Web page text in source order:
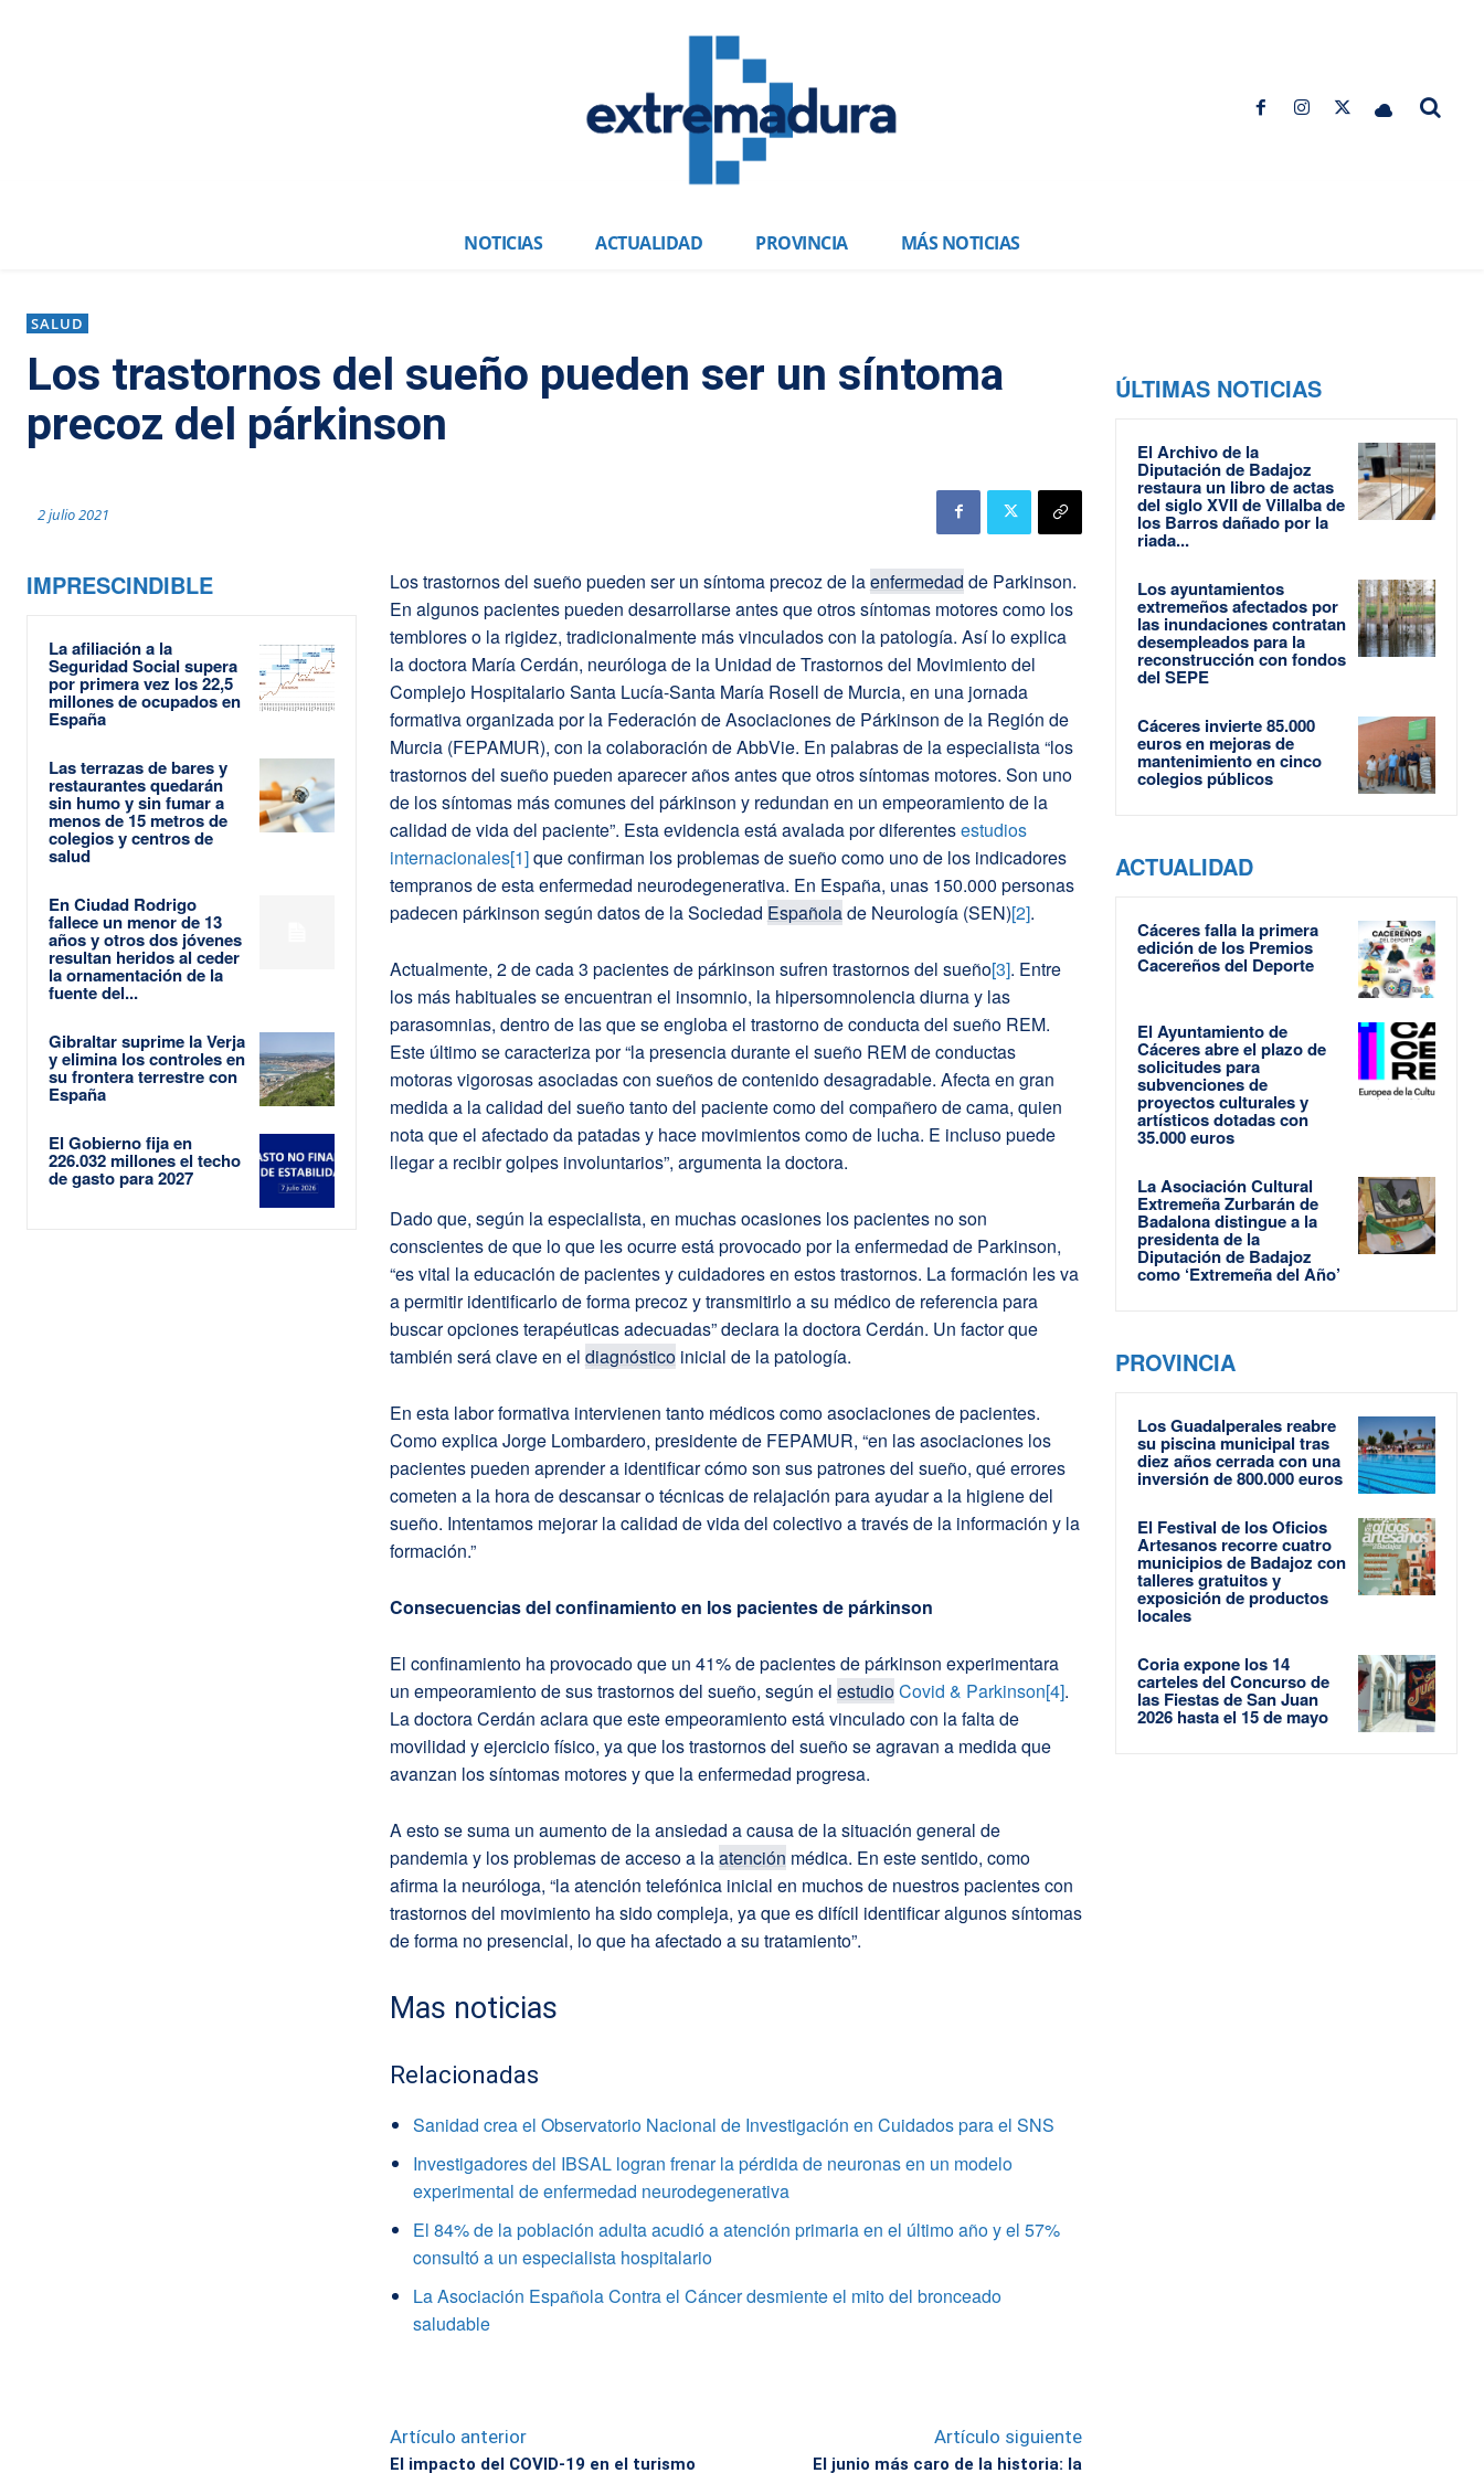
NOTICIAS ACTUALIDAD PROVINCIA MÁS NOTICIAS
SALUD
Los trastornos del sueño pueden ser un síntoma
precoz del párkinson
2 julio 2021
IMPRESCINDIBLE
La afiliación a la
Seguridad Social supera
por primera vez los 22,5
millones de ocupados en
España
Las terrazas de bares y
restaurantes quedarán
sin humo y sin fumar a
menos de 15 metros de
colegios y centros de
salud
En Ciudad Rodrigo
fallece un menor de 13
años y otros dos jóvenes
resultan heridos al ceder
la ornamentación de la
fuente del...
Gibraltar suprime la Verja
y elimina los controles en
su frontera terrestre con
España
El Gobierno fija en
226.032 millones el techo
de gasto para 2027
Los trastornos del sueño pueden ser un síntoma precoz de laenfermedad de Parkinson.
En algunos pacientes pueden desarrollarse antes que otros síntomas motores como los
temblores o la rigidez, tradicionalmente más vinculados con la patología. Así lo explica
la doctora María Cerdán, neuróloga de la Unidad de Trastornos del Movimiento del
Complejo Hospitalario Santa Lucía-Santa María Rosell de Murcia, en una jornada
formativa organizada por la Federación de Asociaciones de Párkinson de la Región de
Murcia (FEPAMUR), con la colaboración de AbbVie. En palabras de la especialista “los
trastornos del sueño pueden aparecer años antes que otros síntomas motores. Son uno
de los síntomas más comunes del párkinson y redundan en un empeoramiento de la
calidad de vida del paciente”. Esta evidencia está avalada por diferentesestudios
internacionales[1]que confirman los problemas de sueño como uno de los indicadores
tempranos de esta enfermedad neurodegenerativa. En España, unas 150.000 personas
padecen párkinson según datos de la Sociedad Españolade Neurología (SEN)[2].
Actualmente, 2 de cada 3 pacientes de párkinson sufren trastornos del sueño[3]. Entre
los más habituales se encuentran el insomnio, la hipersomnolencia diurna y las
parasomnias, dentro de las que se engloba el trastorno de conducta del sueño REM.
Este último se caracteriza por “la presencia durante el sueño REM de conductas
motoras vigorosas asociadas con sueños de contenido desagradable. Afecta en gran
medida a la calidad del sueño tanto del paciente como del compañero de cama, quien
nota que el afectado da patadas y hace movimientos como de lucha. E incluso puede
llegar a recibir golpes involuntarios”, argumenta la doctora.
Dado que, según la especialista, en muchas ocasiones los pacientes no son
conscientes de que lo que les ocurre está provocado por la enfermedad de Parkinson,
“es vital la educación de pacientes y cuidadores en estos trastornos. La formación les va
a permitir identificarlo de forma precoz y transmitirlo a su médico de referencia para
buscar opciones terapéuticas adecuadas” declara la doctora Cerdán. Un factor que
también será clave en el diagnósticoinicial de la patología.
En esta labor formativa intervienen tanto médicos como asociaciones de pacientes.
Como explica Jorge Lombardero, presidente de FEPAMUR, “en las asociaciones los
pacientes pueden aprender a identificar cómo son sus patrones del sueño, qué errores
cometen a la hora de descansar o técnicas de relajación para ayudar a la higiene del
sueño. Intentamos mejorar la calidad de vida del colectivo a través de la información y la
formación.”
Consecuencias del confinamiento en los pacientes de párkinson
El confinamiento ha provocado que un 41% de pacientes de párkinson experimentara
un empeoramiento de sus trastornos del sueño, según el estudioCovid & Parkinson[4].
La doctora Cerdán aclara que este empeoramiento está vinculado con la falta de
movilidad y ejercicio físico, ya que los trastornos del sueño se agravan a medida que
avanzan los síntomas motores y que la enfermedad progresa.
A esto se suma un aumento de la ansiedad a causa de la situación general de
pandemia y los problemas de acceso a laatención médica. En este sentido, como
afirma la neuróloga, “la atención telefónica inicial en muchos de nuestros pacientes con
trastornos del movimiento ha sido compleja, ya que es difícil identificar algunos síntomas
de forma no presencial, lo que ha afectado a su tratamiento”.
Mas noticias
Relacionadas
Sanidad crea el Observatorio Nacional de Investigación en Cuidados para el SNS
Investigadores del IBSAL logran frenar la pérdida de neuronas en un modelo
experimental de enfermedad neurodegenerativa
El 84% de la población adulta acudió a atención primaria en el último año y el 57%
consultó a un especialista hospitalario
La Asociación Española Contra el Cáncer desmiente el mito del bronceado
saludable
Artículo anterior
El impacto del COVID-19 en el turismo
Artículo siguiente
El junio más caro de la historia: la
ÚLTIMAS NOTICIAS
El Archivo de la
Diputación de Badajoz
restaura un libro de actas
del siglo XVII de Villalba de
los Barros dañado por la
riada...
Los ayuntamientos
extremeños afectados por
las inundaciones contratan
desempleados para la
reconstrucción con fondos
del SEPE
Cáceres invierte 85.000
euros en mejoras de
mantenimiento en cinco
colegios públicos
ACTUALIDAD
Cáceres falla la primera
edición de los Premios
Cacereños del Deporte
El Ayuntamiento de
Cáceres abre el plazo de
solicitudes para
subvenciones de
proyectos culturales y
artísticos dotadas con
35.000 euros
La Asociación Cultural
Extremeña Zurbarán de
Badalona distingue a la
presidenta de la
Diputación de Badajoz
como ‘Extremeña del Año’
PROVINCIA
Los Guadalperales reabre
su piscina municipal tras
diez años cerrada con una
inversión de 800.000 euros
El Festival de los Oficios
Artesanos recorre cuatro
municipios de Badajoz con
talleres gratuitos y
exposición de productos
locales
Coria expone los 14
carteles del Concurso de
las Fiestas de San Juan
2026 hasta el 15 de mayo